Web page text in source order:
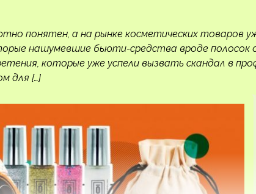
понятен, а на рынке косметических товаров
нашумевшие бьюти-средства вроде полосок
которые уже успели вызвать скандал в
для […]